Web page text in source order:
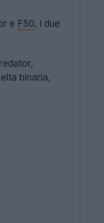
e F50, i due
binaria,